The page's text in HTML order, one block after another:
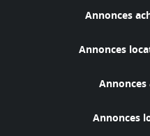
Annonces
Annonces
Annonces